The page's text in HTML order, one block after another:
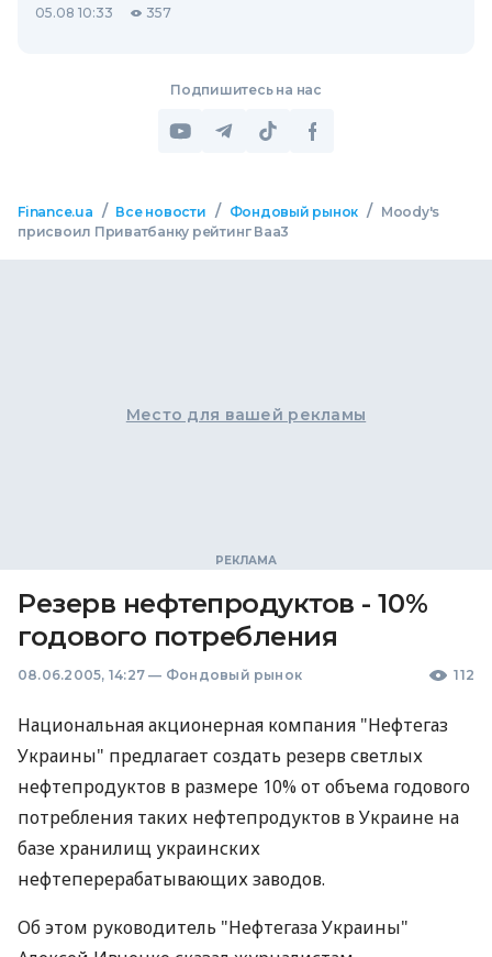
05.08 10:33 357
Подпишитесь на нас
Finance.ua / Все новости / Фондовый рынок /
Moody's
присвоил Приватбанку рейтинг Ваа3
Место для вашей рекламы
Резерв нефтепродуктов - 10%
годового потребления
08.06.2005, 14:27 — Фондовый рынок 112
Национальная акционерная компания "Нефтегаз
Украины" предлагает создать резерв светлых
нефтепродуктов в размере 10% от объема годового
потребления таких нефтепродуктов в Украине на
базе хранилищ украинских
нефтеперерабатывающих заводов.
Об этом руководитель "Нефтегаза Украины"